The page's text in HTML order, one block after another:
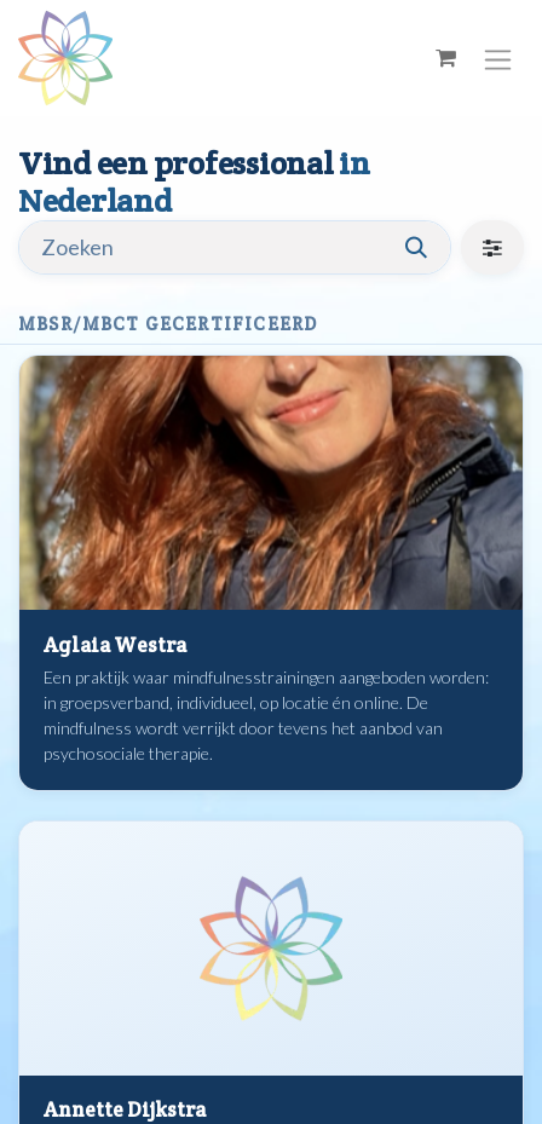
Overslaan naar inhoud
Vind een professionalin
Nederland
MBSR/MBCT GECERTIFICEERD
Aglaia Westra
Een praktijk waar mindfulnesstrainingen aangeboden worden:
in groepsverband, individueel, op locatie én online. De
mindfulness wordt verrijkt door tevens het aanbod van
psychosociale therapie.
Annette Dijkstra